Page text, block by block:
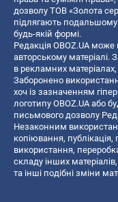
дозволу ТОВ «Золота
підлягають
будь-якій формі.
Редакція OBOZ.UA може
авторському матеріалі.
в рекламних
Заборонено
хоч із зазначенням
логотипу OBOZ.UA або
письмового дозволу
Незаконним
копiювання, публiкацiя,
використання,
складу інших
та інші подібні зміни